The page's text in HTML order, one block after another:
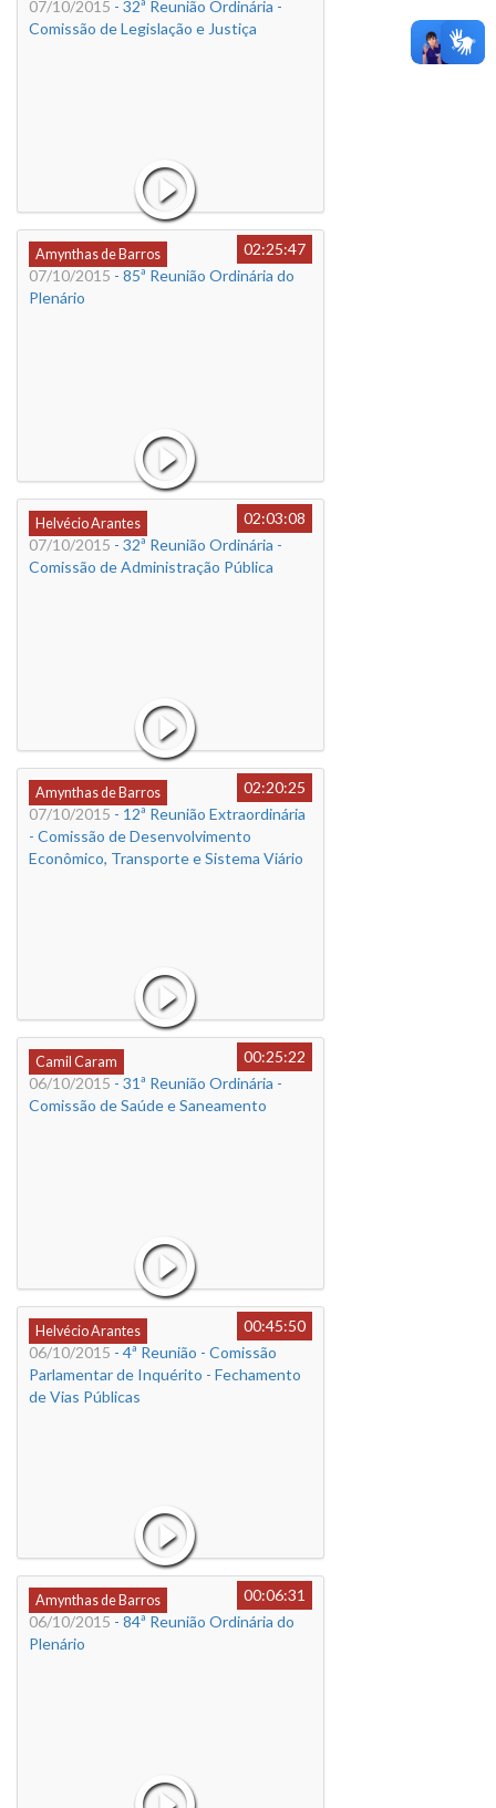
07/10/2015 - 32ª Reunião Ordinária -
Comissão de Legislação e Justiça
Amynthas de Barros
02:25:47
07/10/2015 - 85ª Reunião Ordinária do
Plenário
Helvécio Arantes
02:03:08
07/10/2015 - 32ª Reunião Ordinária -
Comissão de Administração Pública
Amynthas de Barros
02:20:25
07/10/2015 - 12ª Reunião Extraordinária
- Comissão de Desenvolvimento
Econômico, Transporte e Sistema Viário
Camil Caram
00:25:22
06/10/2015 - 31ª Reunião Ordinária -
Comissão de Saúde e Saneamento
Helvécio Arantes
00:45:50
06/10/2015 - 4ª Reunião - Comissão
Parlamentar de Inquérito - Fechamento
de Vias Públicas
Amynthas de Barros
00:06:31
06/10/2015 - 84ª Reunião Ordinária do
Plenário